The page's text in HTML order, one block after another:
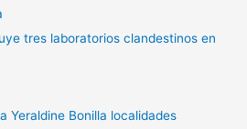
tres laboratorios clandestinos en